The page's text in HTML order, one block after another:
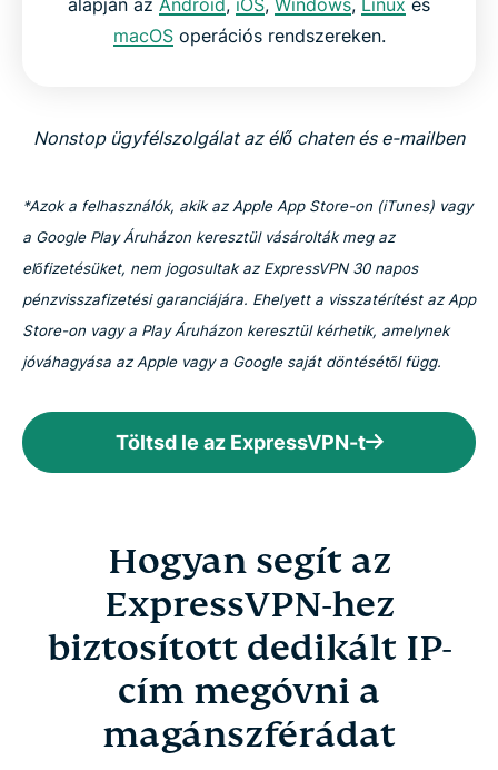
alapján az Android, iOS, Windows, Linux és
macOSoperációs rendszereken.
Nonstop ügyfélszolgálat az élő chaten és e-mailben
*Azok a felhasználók, akik az Apple App Store-on (iTunes) vagy
a Google Play Áruházon keresztül vásárolták meg az
előfizetésüket, nem jogosultak az ExpressVPN 30 napos
pénzvisszafizetési garanciájára. Ehelyett a visszatérítést az App
Store-on vagy a Play Áruházon keresztül kérhetik, amelynek
jóváhagyása az Apple vagy a Google saját döntésétől függ.
Töltsd le az ExpressVPN-t
Hogyan segít az
ExpressVPN-hez
biztosított dedikált IP-
cím megóvni a
magánszférádat